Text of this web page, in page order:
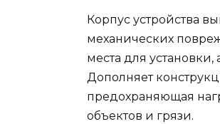
Корпус устройства
механических
места для
Дополняет
предохраняющая
объектов и грязи.